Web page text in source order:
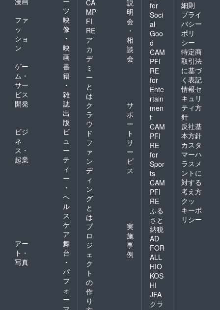
ツ
ファ
ッ
ショ
ン
映
像
・
映
画
ゲー
ム・
サー
ビス
開発
書
籍
・
雑
誌
出
版
ビジ
ネ
ス・
起業
ビ
ュ
ー
テ
ィ
ー
・
ヘ
ル
ス
ケ
ア
アー
ト・
写真
舞
台
・
パ
フ
ォ
ー
CA
MP
FI
RE
ア
カ
デ
ミ
ー
と
は
説
明
会
・
相
談
会
ク
ラ
ウ
ド
フ
ァ
ン
デ
ィ
ン
グ
と
は
サ
ポ
ー
ト
サ
ー
ビ
ス
プ
ロ
ジ
ェ
ク
ト
の
作
り
実
施
事
例
for
Soci
al
Goo
d
CAM
PFI
RE
for
Ente
rtain
men
t
CAM
PFI
RE
for
Spor
ts
CAM
PFI
RE
ふる
さと
納税
AD
FOR
ALL
HIO
KOS
HI
JFA
クラ
細則
プライ
バシー
ポリ
シー
特定商
取引法
に基づ
く表記
情報セ
キュリ
ティ方
針
反社基
本方針
カスタ
マーハ
ラスメ
ントに
対する
考え方
クッ
キーポ
リシー